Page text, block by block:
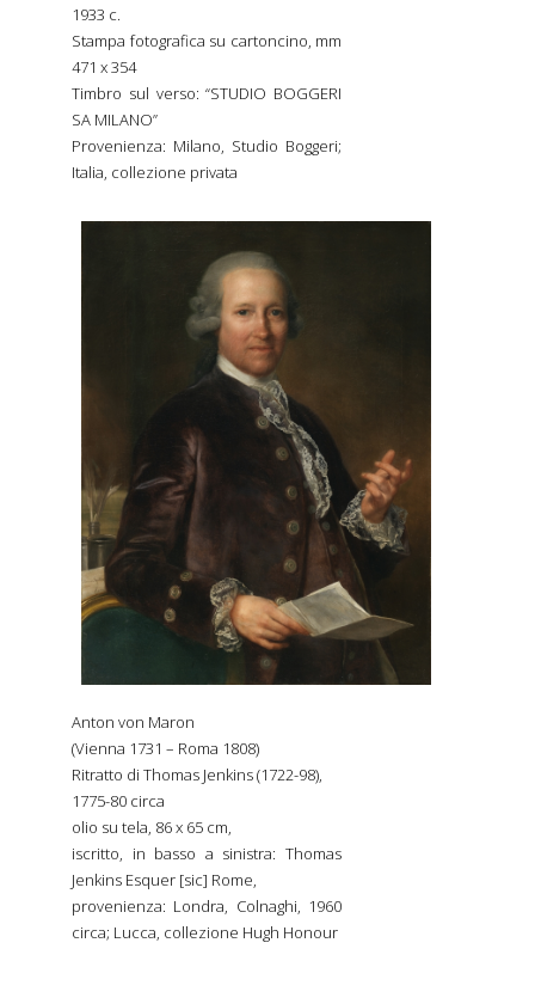
1933 c.
Stampa fotografica su cartoncino, mm
471 x 354
Timbro sul verso: “STUDIO BOGGERI
SA MILANO”
Provenienza: Milano, Studio Boggeri;
Italia, collezione privata
Anton von Maron
(Vienna 1731 – Roma 1808)
Ritratto di Thomas Jenkins (1722-98),
1775-80 circa
olio su tela, 86 x 65 cm,
iscritto, in basso a sinistra: Thomas
Jenkins Esquer [sic] Rome,
provenienza: Londra, Colnaghi, 1960
circa; Lucca, collezione Hugh Honour